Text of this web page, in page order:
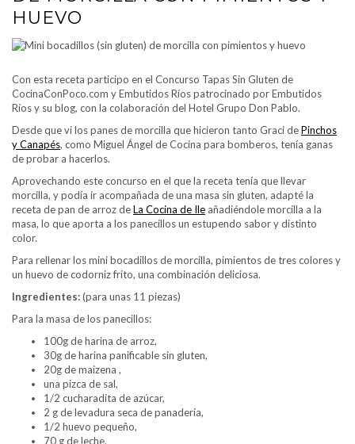
HUEVO
Con esta receta participo en el Concurso Tapas Sin Gluten de
CocinaConPoco.com y Embutidos Ríos patrocinado por Embutidos
Ríos y su blog, con la colaboración del Hotel Grupo Don Pablo.
Desde que vi los panes de morcilla que hicieron tanto Graci dePinchos
y Canapés, como Miguel Ángel de Cocina para bomberos, tenía ganas
de probar a hacerlos.
Aprovechando este concurso en el que la receta tenía que llevar
morcilla, y podía ir acompañada de una masa sin gluten, adapté la
receta de pan de arroz deLa Cocina de Ile añadiéndole morcilla a la
masa, lo que aporta a los panecillos un estupendo sabor y distinto
color.
Para rellenar los mini bocadillos de morcilla, pimientos de tres colores y
un huevo de codorniz frito, una combinación deliciosa.
Ingredientes:(para unas 11 piezas)
Para la masa de los panecillos:
100g de harina de arroz,
30g de harina panificable sin gluten,
20g de maizena ,
una pizca de sal,
1/2 cucharadita de azúcar,
2 g de levadura seca de panadería,
1/2 huevo pequeño,
70 g de leche,